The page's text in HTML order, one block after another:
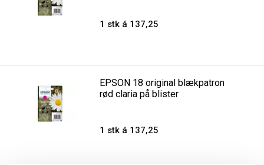
1 stk á 137,25
EPSON 18 original blækpatron
rød claria på blister
1 stk á 137,25